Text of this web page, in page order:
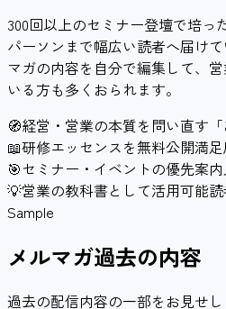
300回以上のセミナー登壇で培っ
パーソンまで幅広い読者へ届け
マガの内容を自分で編集して、
いる方も多くおられます。
🧭経営・営業の本質を問い直す
📖研修エッセンスを無料公開満
🎯セミナー・イベントの優先案内
💡営業の教科書として活用可能
Sample
メルマガ過去の内容
過去の配信内容の一部をお見せ